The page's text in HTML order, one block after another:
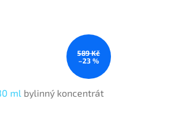
589 Kč
–23 %
ml bylinný koncentrát